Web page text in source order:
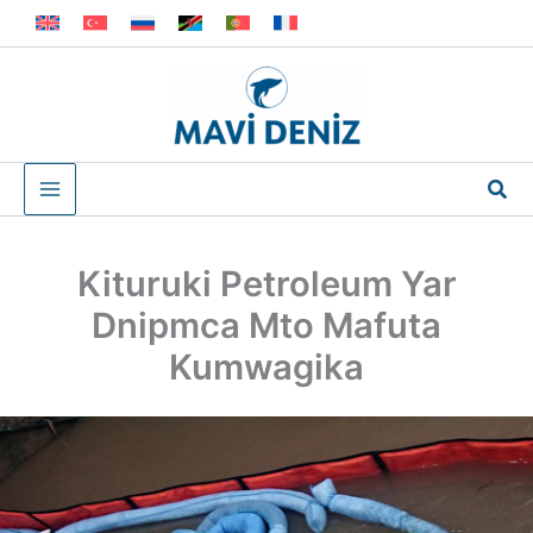
to
Kituruki Petroleum Yar
Dnipmca Mto Mafuta
Kumwagika